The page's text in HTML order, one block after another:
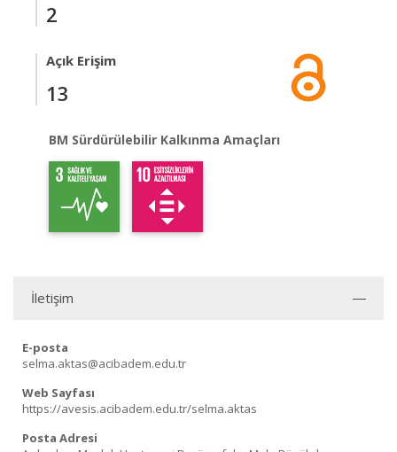
2
Açık Erişim
13
BM Sürdürülebilir Kalkınma Amaçları
İletişim
E-posta
selma.aktas@acibadem.edu.tr
Web Sayfası
https://avesis.acibadem.edu.tr/selma.aktas
Posta Adresi